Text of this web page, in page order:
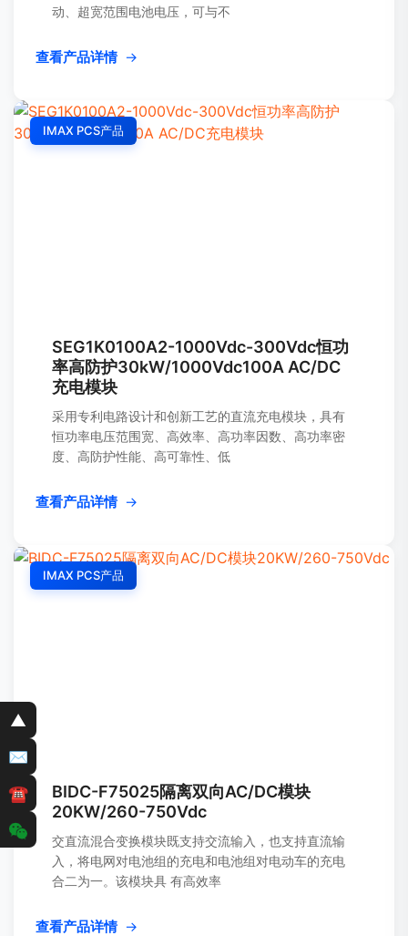
▲
✉
☎
动、超宽范围电池电压，可与不
查看产品详情 →
IMAX PCS产品
SEG1K0100A2-1000Vdc-300Vdc恒功
率高防护30kW/1000Vdc100A AC/DC
充电模块
采用专利电路设计和创新工艺的直流充电模块，具有
恒功率电压范围宽、高效率、高功率因数、高功率密
度、高防护性能、高可靠性、低
查看产品详情 →
IMAX PCS产品
BIDC-F75025隔离双向AC/DC模块
20KW/260-750Vdc
交直流混合变换模块既支持交流输入，也支持直流输
入，将电网对电池组的充电和电池组对电动车的充电
合二为一。该模块具 有高效率
查看产品详情 →